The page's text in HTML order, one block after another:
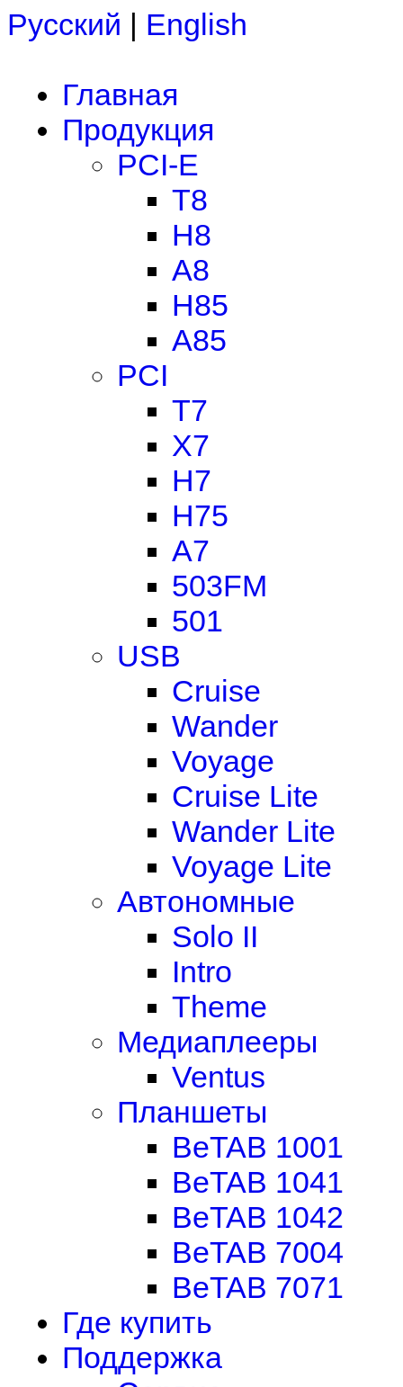
Русский | English
Главная
Продукция
PCI-E
T8
H8
A8
H85
A85
PCI
T7
X7
H7
H75
A7
503FM
501
USB
Cruise
Wander
Voyage
Cruise Lite
Wander Lite
Voyage Lite
Автономные
Solo II
Intro
Theme
Медиаплееры
Ventus
Планшеты
BeTAB 1001
BeTAB 1041
BeTAB 1042
BeTAB 7004
BeTAB 7071
Где купить
Поддержка